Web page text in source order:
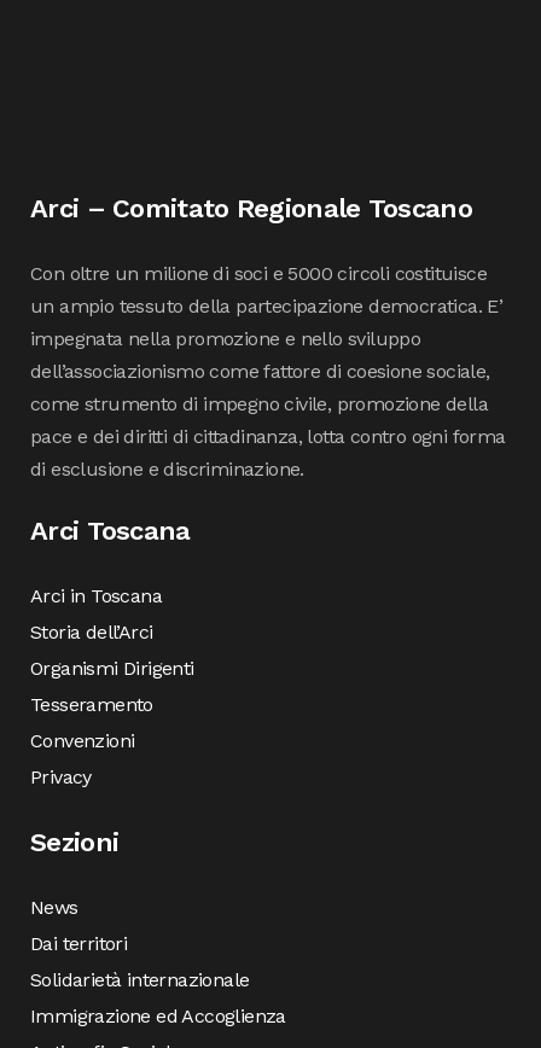
Arci – Comitato Regionale Toscano
Con oltre un milione di soci e 5000 circoli costituisce
un ampio tessuto della partecipazione democratica. E’
impegnata nella promozione e nello sviluppo
dell’associazionismo come fattore di coesione sociale,
come strumento di impegno civile, promozione della
pace e dei diritti di cittadinanza, lotta contro ogni forma
di esclusione e discriminazione.
Arci Toscana
Arci in Toscana
Storia dell’Arci
Organismi Dirigenti
Tesseramento
Convenzioni
Privacy
Sezioni
News
Dai territori
Solidarietà internazionale
Immigrazione ed Accoglienza